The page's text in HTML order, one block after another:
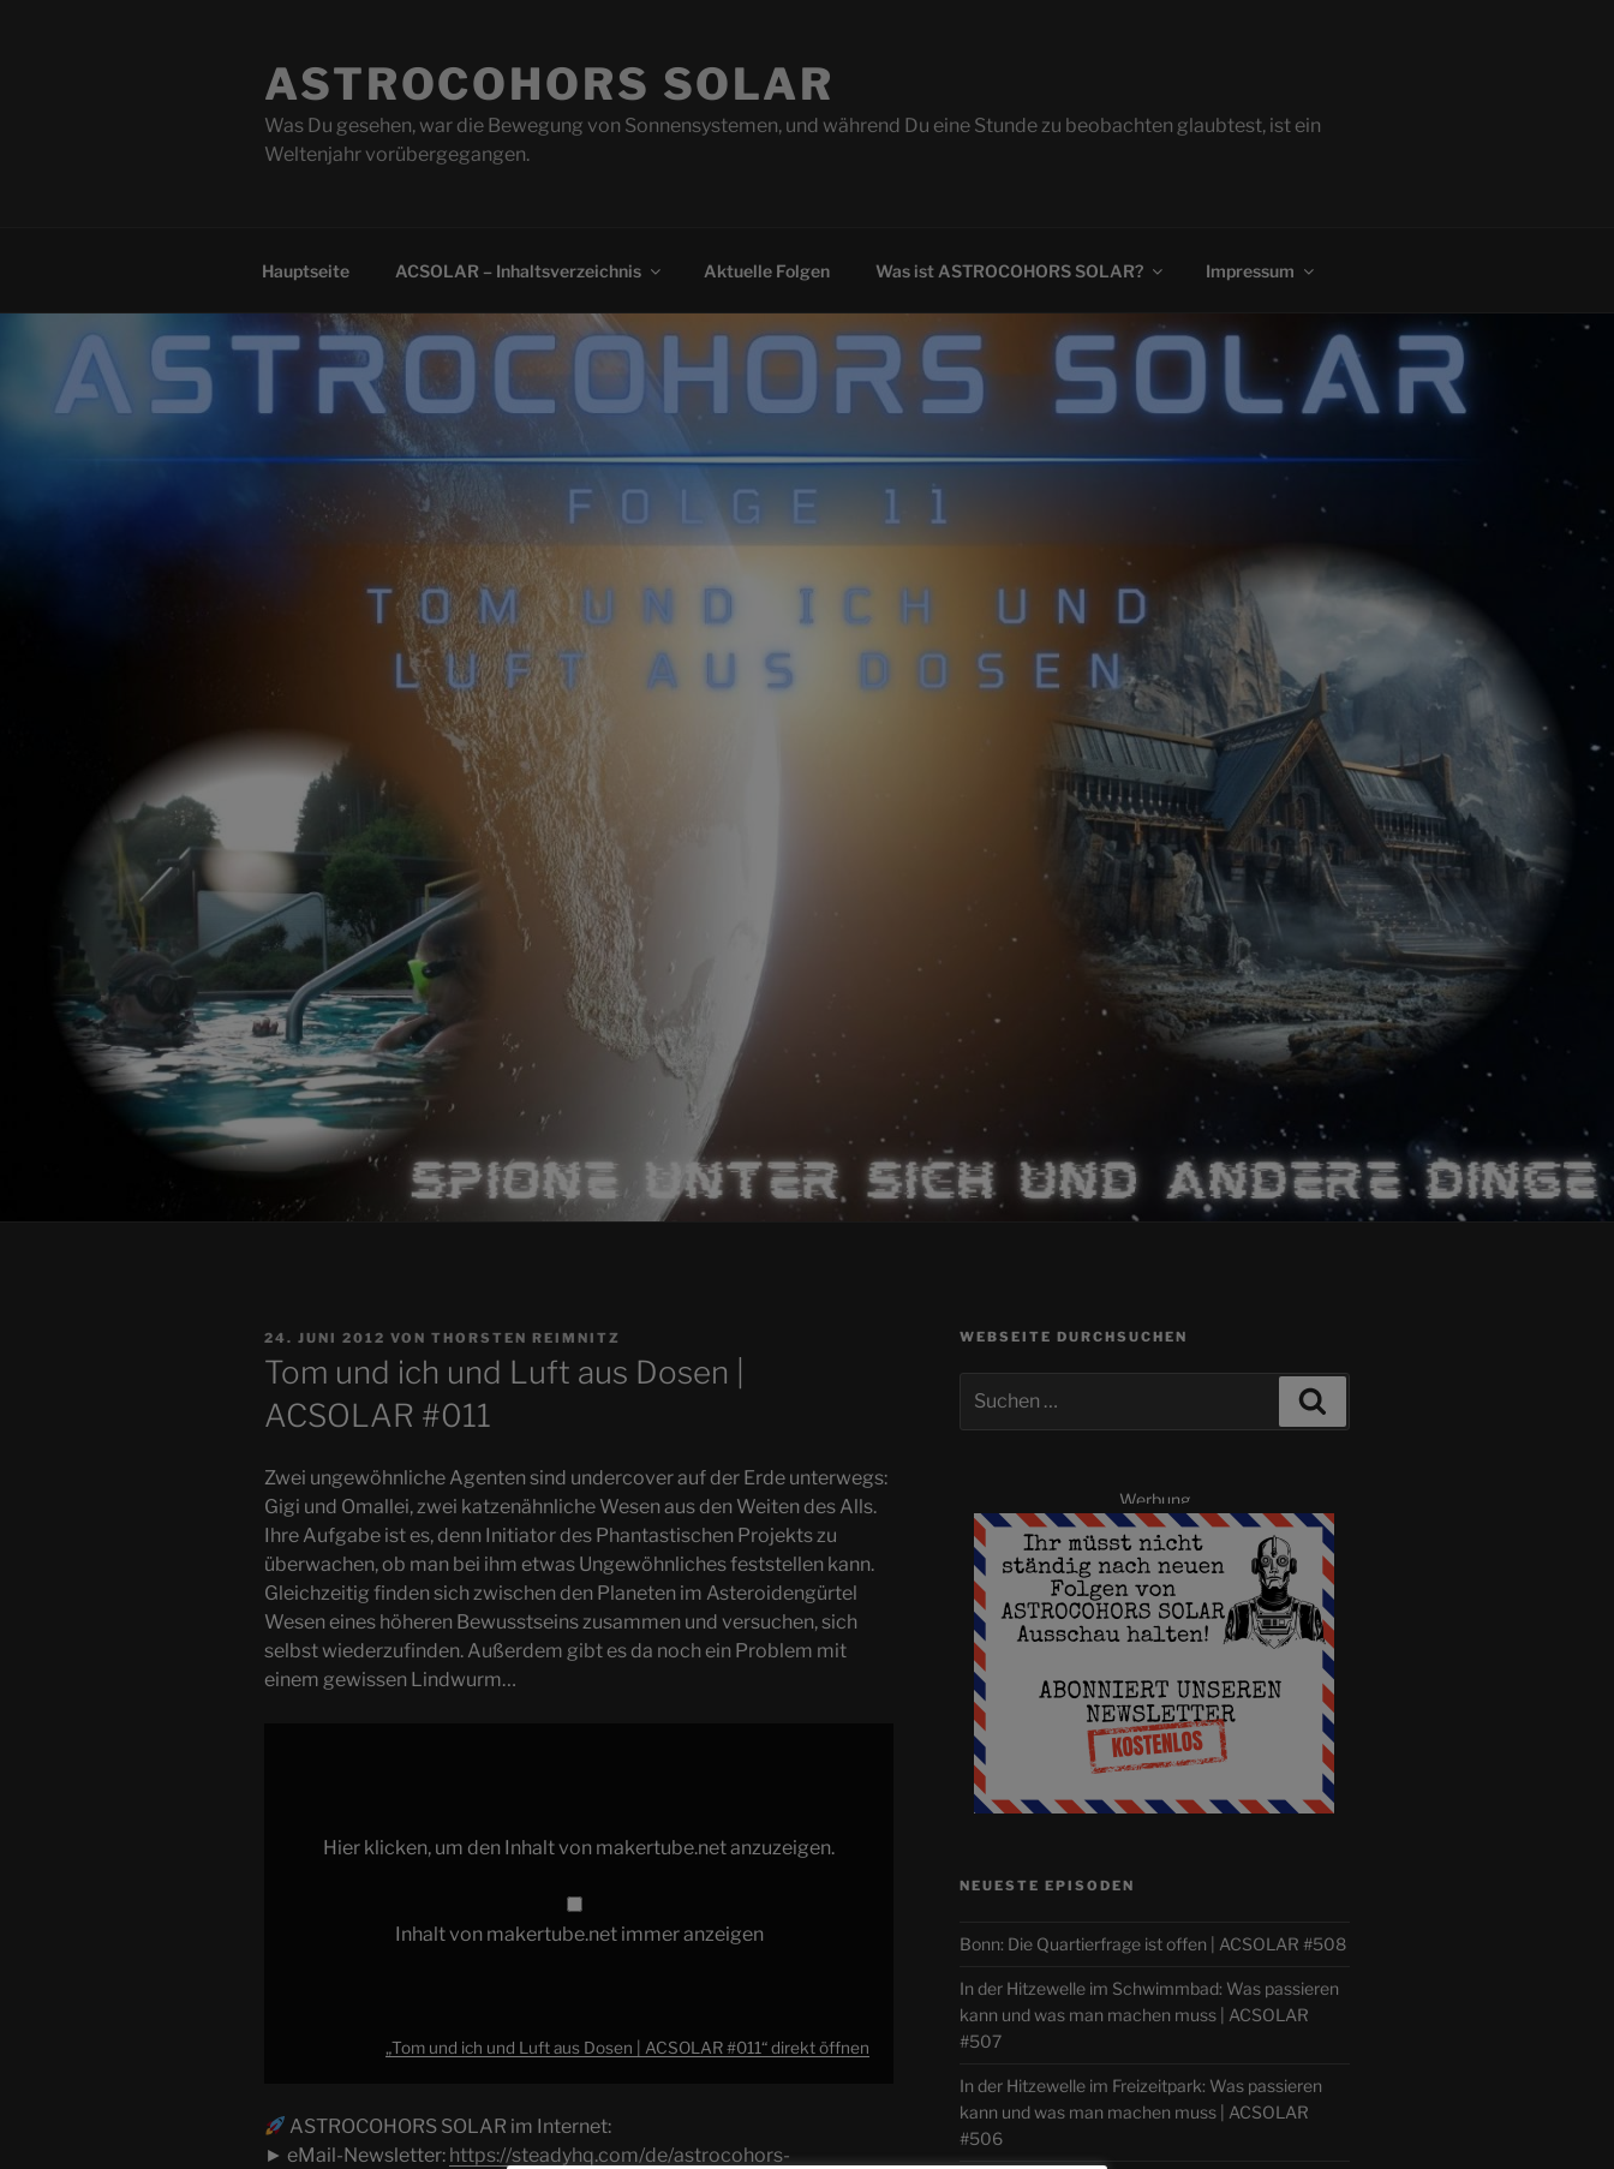
ASTROCOHORS SOLAR
Was Du gesehen, war die Bewegung von Sonnensystemen, und während Du eine Stunde zu beobachten glaubtest, ist ein
Weltenjahr vorübergegangen.
Hauptseite ACSOLAR – Inhaltsverzeichnis Aktuelle Folgen Was ist ASTROCOHORS SOLAR? Impressum
VERÖFFENTLICHT
AM
24. JUNI 2012 VON THORSTEN REIMNITZ
Tom und ich und Luft aus Dosen |
ACSOLAR #011
Zwei ungewöhnliche Agenten sind undercover auf der Erde unterwegs:
Gigi und Omallei, zwei katzenähnliche Wesen aus den Weiten des Alls.
Ihre Aufgabe ist es, denn Initiator des Phantastischen Projekts zu
überwachen, ob man bei ihm etwas Ungewöhnliches feststellen kann.
Gleichzeitig finden sich zwischen den Planeten im Asteroidengürtel
Wesen eines höheren Bewusstseins zusammen und versuchen, sich
selbst wiederzufinden. Außerdem gibt es da noch ein Problem mit
einem gewissen Lindwurm…
makertube.net
Hier klicken, um den Inhalt von makertube.net anzuzeigen.
Inhalt von makertube.net immer anzeigen
„Tom und ich und Luft aus Dosen | ACSOLAR #011“ direkt öffnen
ASTROCOHORS SOLAR im Internet:
► eMail-Newsletter: https://steadyhq.com/de/astrocohors-
WEBSEITE DURCHSUCHEN
nach:
Werbung
NEUESTE EPISODEN
Bonn: Die Quartierfrage ist offen | ACSOLAR #508
In der Hitzewelle im Schwimmbad: Was passieren
kann und was man machen muss | ACSOLAR
#507
In der Hitzewelle im Freizeitpark: Was passieren
kann und was man machen muss | ACSOLAR
#506